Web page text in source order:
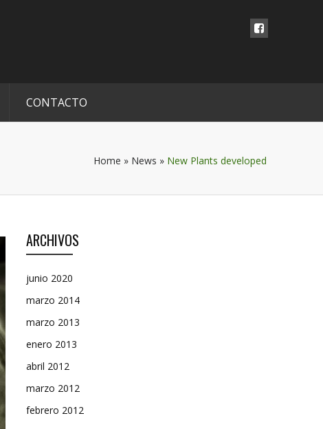
CONTACTO
Home » News » New Plants developed
ARCHIVOS
junio 2020
marzo 2014
marzo 2013
enero 2013
abril 2012
marzo 2012
febrero 2012